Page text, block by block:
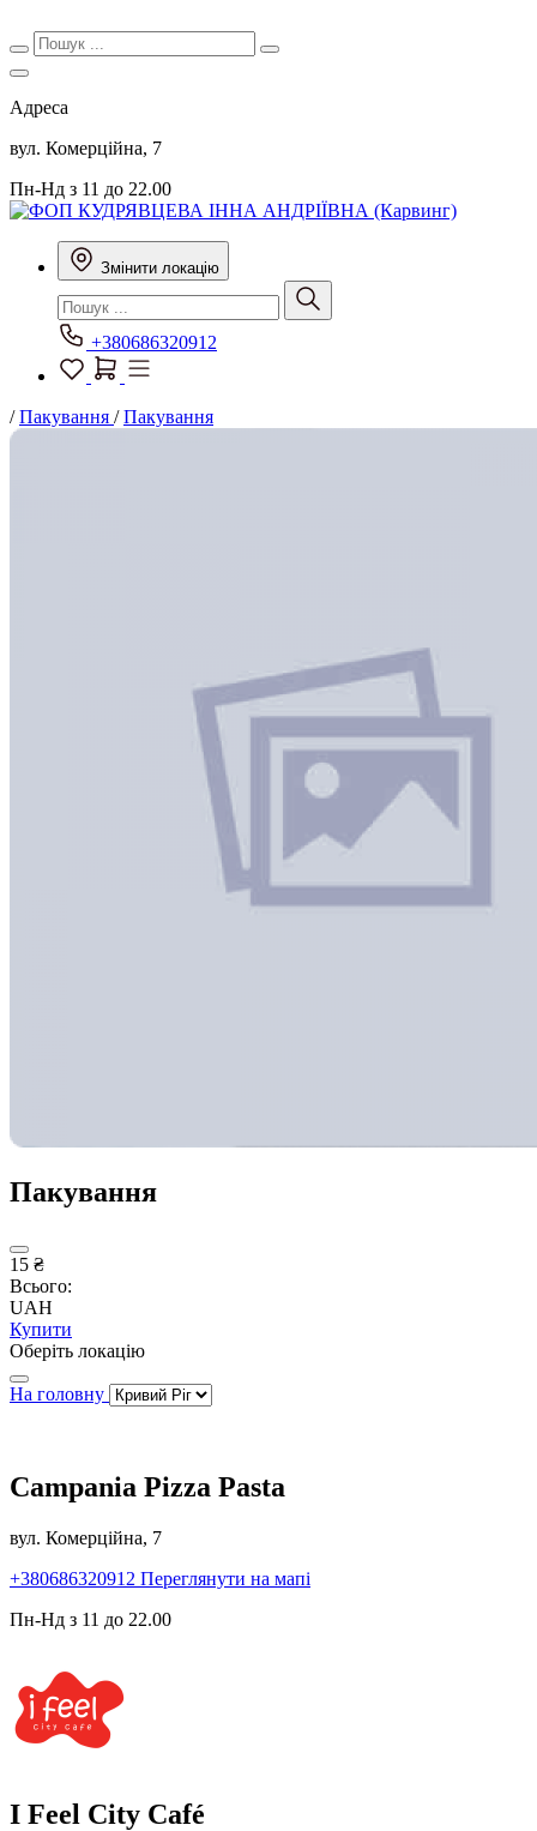
Адреса
вул. Комерційна, 7
Пн-Нд з 11 до 22.00
Змінити локацію
+380686320912
/Пакування /Пакування
Пакування
15 ₴
Всього:
UAH
Купити
Оберіть локацію
На головну
Campania Pizza Pasta
вул. Комерційна, 7
+380686320912 Переглянути на мапі
Пн-Нд з 11 до 22.00
I Feel City Café